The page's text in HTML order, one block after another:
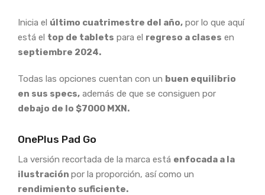
Inicia el último cuatrimestre del año, por lo que aquí
está el top de tablets para el regreso a clases en
septiembre 2024.
Todas las opciones cuentan con un buen equilibrio
en sus specs, además de que se consiguen por
debajo de lo $7000 MXN.
OnePlus Pad Go
La versión recortada de la marca está enfocada a la
ilustración por la proporción, así como un
rendimiento suficiente.